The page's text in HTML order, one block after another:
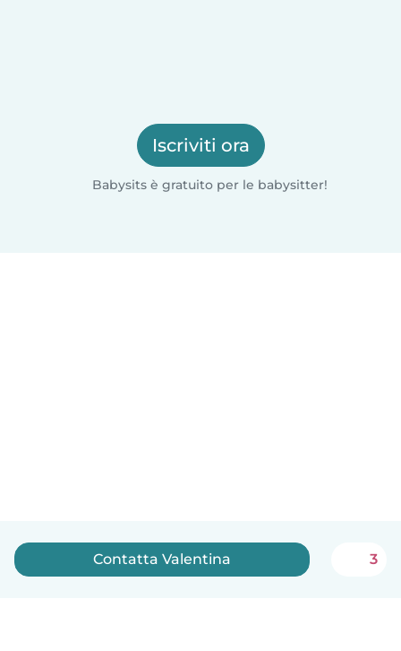
Iscriviti ora
Babysits è gratuito per le babysitter!
Contatta Valentina 3